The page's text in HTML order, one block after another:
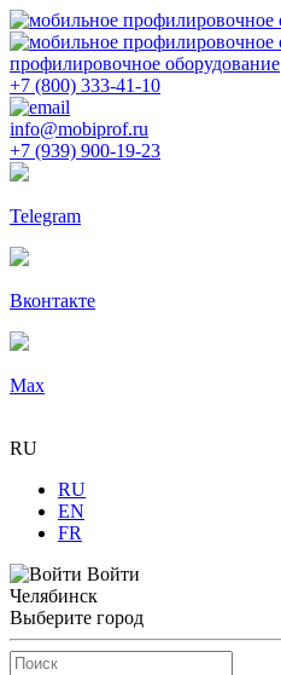
профилировочное оборудование
+7 (800) 333-41-10
info@mobiprof.ru
+7 (939) 900-19-23
Telegram
Вконтакте
Max
RU
RU
EN
FR
Войти
Челябинск
Выберите город